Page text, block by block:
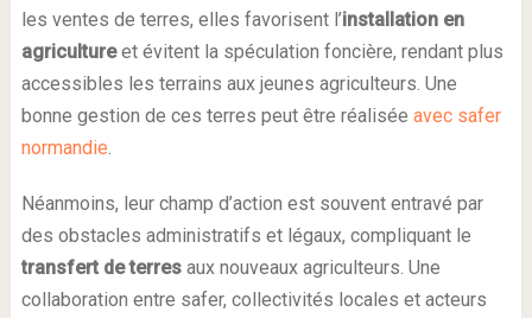
les ventes de terres, elles favorisent l’installation en
agricultureet évitent la spéculation foncière, rendant plus
accessibles les terrains aux jeunes agriculteurs. Une
bonne gestion de ces terres peut être réalisée avec safer
normandie.
Néanmoins, leur champ d’action est souvent entravé par
des obstacles administratifs et légaux, compliquant le
transfert de terresaux nouveaux agriculteurs. Une
collaboration entre safer, collectivités locales et acteurs